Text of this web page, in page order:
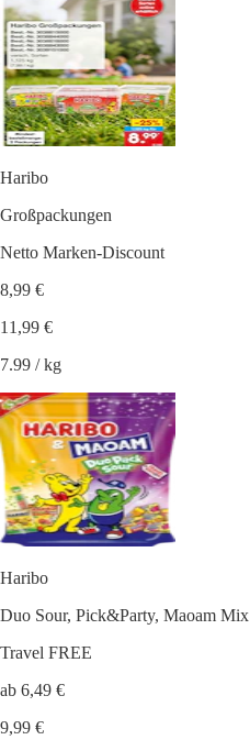
Haribo
Großpackungen
Netto Marken-Discount
8,99 €
11,99 €
7.99 / kg
Haribo
Duo Sour, Pick&Party, Maoam Mix
Travel FREE
ab 6,49 €
9,99 €